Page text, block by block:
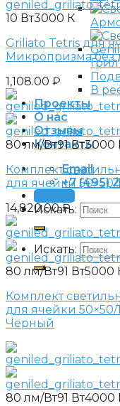
В
Проекты
О нас
Отзывы
Контакты
Email
+7 (495)
Заявка
Искать:
Искать:
10 Вт3000 К
Griliato Tetris для
Микропризма без
1,108.00 ₽
80 лм/Вт91 Вт3000
Комплект
для ячейки
14,820.00₽
80 лм/Вт91 Вт5000
Комплект
для ячейки
Черный
80 лм/Вт91 Вт4000